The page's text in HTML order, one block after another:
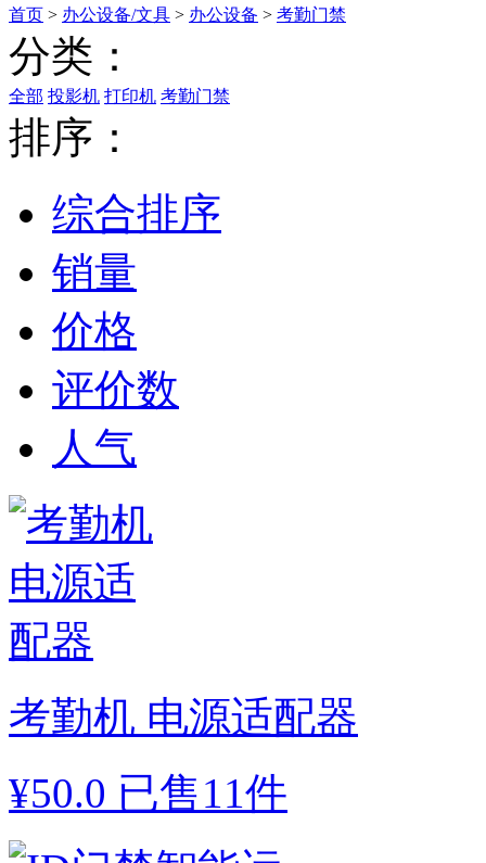
首页 > 办公设备/文具 > 办公设备 > 考勤门禁
分类：
全部 投影机 打印机 考勤门禁
排序：
综合排序
销量
价格
评价数
人气
考勤机 电源适配器
¥50.0 已售11件